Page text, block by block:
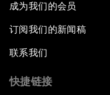
成为我们的会员
订阅我们的新闻稿
联系我们
快捷链接